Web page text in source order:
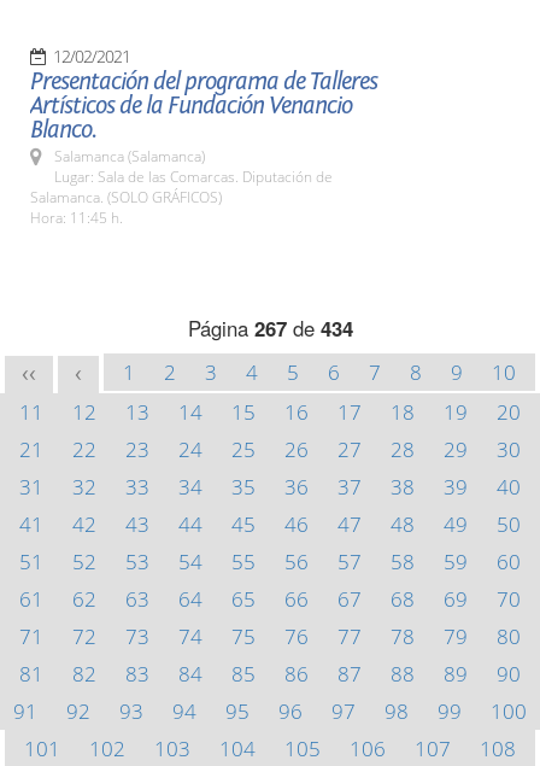
12/02/2021
Presentación del programa de Talleres
Artísticos de la Fundación Venancio
Blanco.
Salamanca (Salamanca)
Lugar: Sala de las Comarcas. Diputación de
Salamanca. (SOLO GRÁFICOS)
Hora: 11:45 h.
Página 267de 434
<< < 1 2 3 4 5 6 7 8 9
10
11
12 13 14 15 16 17 18 19
20
21
22 23 24 25 26 27 28 29
30
31
32 33 34 35 36 37 38 39
40
41
42 43 44 45 46 47 48 49
50
51
52 53 54 55 56 57 58 59
60
61
62 63 64 65 66 67 68 69
70
71
72 73 74 75 76 77 78 79
80
81
82 83 84 85 86 87 88 89
90
91
92 93 94 95 96 97 98 99
100
101
102 103 104 105 106 107
108